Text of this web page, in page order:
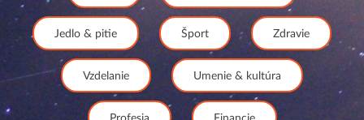
Jedlo & pitie Šport Zdravie
Vzdelanie Umenie & kultúra